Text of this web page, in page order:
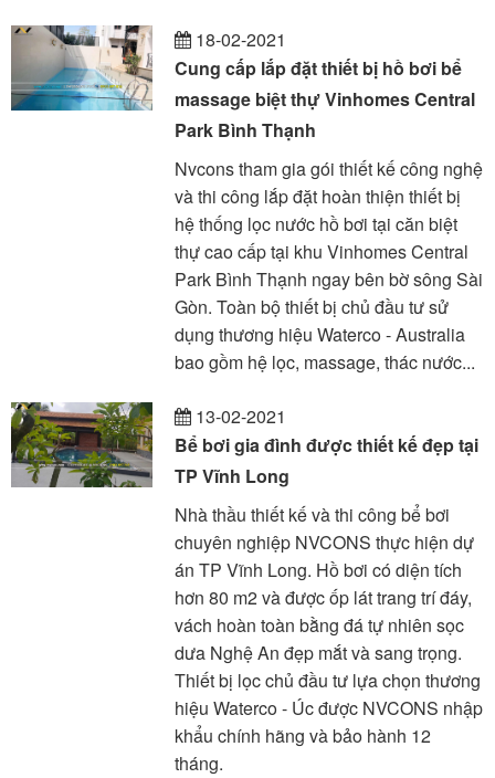
18-02-2021
Cung cấp lắp đặt thiết bị hồ bơi bể
massage biệt thự Vinhomes Central
Park Bình Thạnh
Nvcons tham gia gói thiết kế công nghệ
và thi công lắp đặt hoàn thiện thiết bị
hệ thống lọc nước hồ bơi tại căn biệt
thự cao cấp tại khu Vinhomes Central
Park Bình Thạnh ngay bên bờ sông Sài
Gòn. Toàn bộ thiết bị chủ đầu tư sử
dụng thương hiệu Waterco - Australia
bao gồm hệ lọc, massage, thác nước...
13-02-2021
Bể bơi gia đình được thiết kế đẹp tại
TP Vĩnh Long
Nhà thầu thiết kế và thi công bể bơi
chuyên nghiệp NVCONS thực hiện dự
án TP Vĩnh Long. Hồ bơi có diện tích
hơn 80 m2 và được ốp lát trang trí đáy,
vách hoàn toàn bằng đá tự nhiên sọc
dưa Nghệ An đẹp mắt và sang trọng.
Thiết bị lọc chủ đầu tư lựa chọn thương
hiệu Waterco - Úc được NVCONS nhập
khẩu chính hãng và bảo hành 12
tháng.